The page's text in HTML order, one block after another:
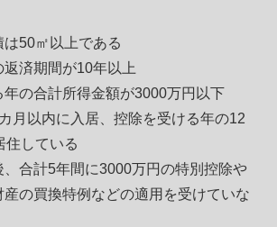
50㎡以上である
済期間が10年以上
年の合計所得金額が3000万円以下
月以内に入居、控除を受ける年の12
住している
、合計5年間に3000万円の特別控除や
の買換特例などの適用を受けていな